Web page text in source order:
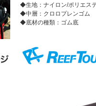
◆生地：ナイロン/ポリエス
◆中層：クロロプレンゴム
◆底材の種類：ゴム底